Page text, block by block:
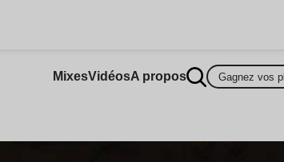
MixesVidéosA propos Gagnez vos